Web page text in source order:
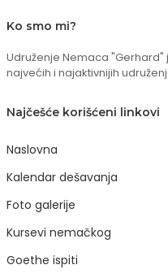
Ko smo mi?
Udruženje Nemaca
najvećih i najaktivnijih
Najčešće korišćeni linkovi
Naslovna
Kalendar dešavanja
Foto galerije
Kursevi nemačkog
Goethe ispiti